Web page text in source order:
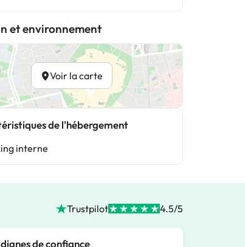
et environnement
Voir la carte
de l'hébergement
interne
Trustpilot 4.5/5
de confiance